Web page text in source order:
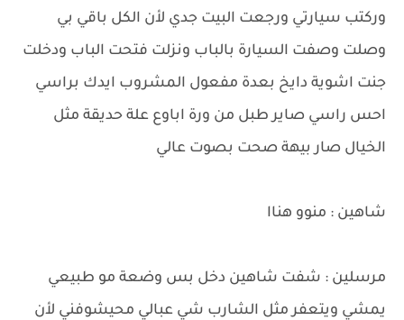
وركتب سيارتي ورجعت البيت جدي لأن الكل باقي بي
وصلت وصفت السيارة بالباب ونزلت فتحت الباب ودخلت
جنت اشوية دايخ بعدة مفعول المشروب ايدك براسي
احس راسي صاير طبل من ورة اباوع علة حديقة مثل
الخيال صار بيهة صحت بصوت عالي
شاهين : منوو هناا
مرسلين : شفت شاهين دخل بس وضعة مو طبيعي
يمشي ويتعفر مثل الشارب شي عبالي محيشوفني لأن